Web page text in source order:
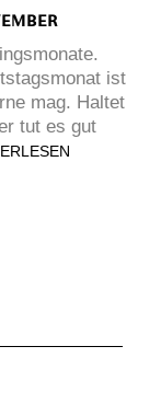
ist
mag. Haltet
tut es gut